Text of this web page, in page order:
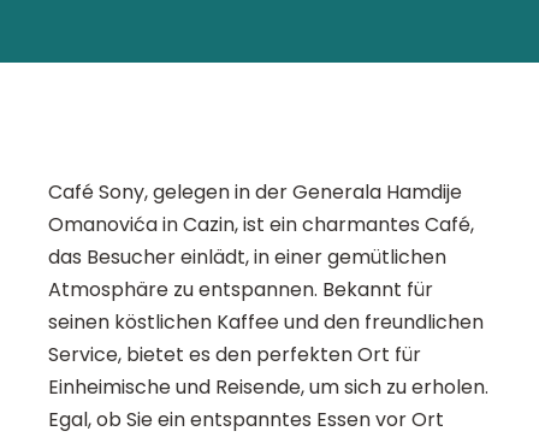
Café Sony, gelegen in der Generala Hamdije
Omanovića in Cazin, ist ein charmantes Café,
das Besucher einlädt, in einer gemütlichen
Atmosphäre zu entspannen. Bekannt für
seinen köstlichen Kaffee und den freundlichen
Service, bietet es den perfekten Ort für
Einheimische und Reisende, um sich zu erholen.
Egal, ob Sie ein entspanntes Essen vor Ort